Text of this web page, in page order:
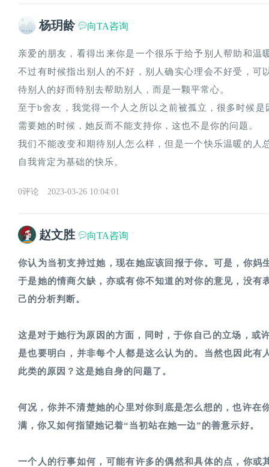
杨玥龄 向TA咨询
亲爱的朋友，看得出来你是一个很乐于给予别人帮助和
不过有时候指出别人的不好，别人确实心理会不好受，
待别人的好而特别去帮助别人，而是一颗平常心。
至于b舍友，我觉得一个人之所以之前被孤立，很多时候
需要她的时候，她反而不能支持你，这也不是你的问题。
我们不能改变和期待别人怎么样，但是一个快乐温暖的
自我肯定为基础的快乐。
0评论 2023-03-26 10:04:01
赵文胜 向TA咨询
你认为当初支持过她，现在她应该回报于你。可是，你
于是她的情商欠缺，亦或有你不知道的对你的意见，没
己的分析判断。
这是对于她行为原因的方面，同时，于你自己的立场，或
是也要明白，并非每个人都是这么认为的。当然也因此
此类的原因？这是她自身的问题了。
何况，你并不清楚她的心里对你到底是怎么想的，也许
满，你又如何指望她记着“当初站在她一边”的善意示好。
一个人的行事如何，可能有许多的偶然和具体的点，你